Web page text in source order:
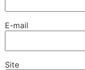
E-mail
Site